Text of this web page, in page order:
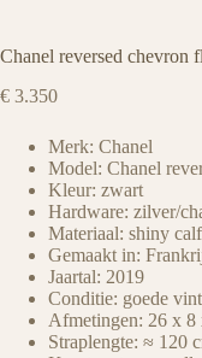
Chanel reversed chevron
€ 3.350
Merk: Chanel
Model: Chanel
Kleur: zwart
Hardware: zilver/
Materiaal: shiny
Gemaakt in:
Jaartal: 2019
Conditie: goede
Afmetingen: 26 x
Straplengte: ≈ 120